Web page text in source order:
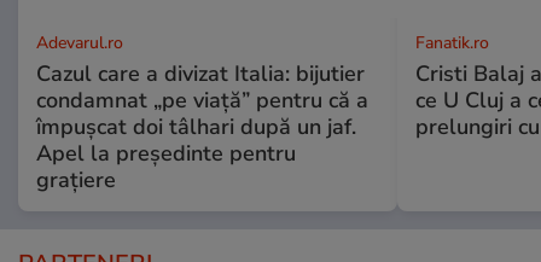
Adevarul.ro
Cazul care a divizat Italia: bijutier
condamnat „pe viață” pentru că a
împușcat doi tâlhari după un jaf.
Apel la președinte pentru
graţiere
Fanatik.ro
Cristi Balaj
ce U Cluj a
prelungiri